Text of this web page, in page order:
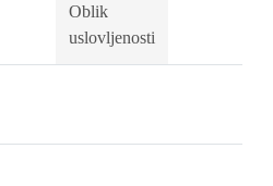
Oblik
uslovljenosti